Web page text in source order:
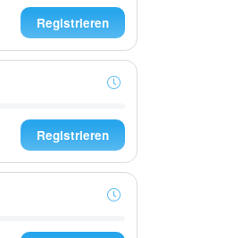
Registrieren
Registrieren